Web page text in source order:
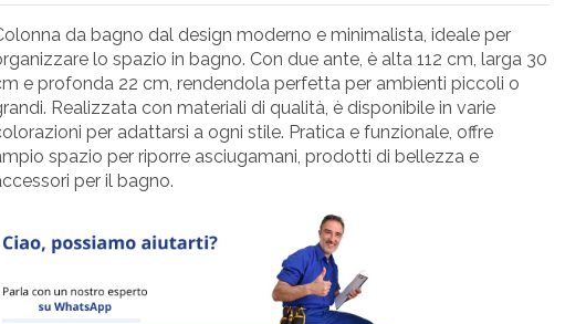
da bagno dal design moderno e minimalista, ideale per
lo spazio in bagno. Con due ante, è alta 112 cm, larga 30
e profonda 22 cm, rendendola perfetta per ambienti piccoli o
Realizzata con materiali di qualità, è disponibile in varie
per adattarsi a ogni stile. Pratica e funzionale, offre
spazio per riporre asciugamani, prodotti di bellezza e
per il bagno.